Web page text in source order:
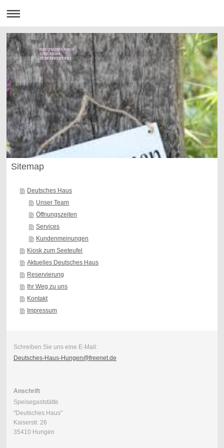
DEUTSCHES HAUS
UND KIOSK
ZUM SEETEUFEL
Sitemap
Deutsches Haus
Unser Team
Öffnungszeiten
Services
Kundenmeinungen
Kiosk zum Seeteufel
Aktuelles Deutsches Haus
Reservierung
Ihr Weg zu uns
Kontakt
Impressum
Schreiben Sie uns eine E-Mail:
Deutsches-Haus-Hungen@freenet.de
Anschrift
Speisegaststätte
"Deutsches Haus"
Kaiserstr. 26
35410 Hungen